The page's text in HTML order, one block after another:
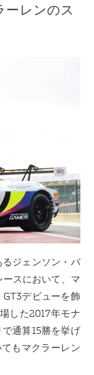
ーレンのス
ジェンソン・バ
ースにおいて、マ
デビューを飾
した2017年モナ
通算15勝を挙げ
もマクラーレン